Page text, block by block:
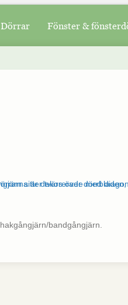
Dörrar Fönster &
bandgångjärn.